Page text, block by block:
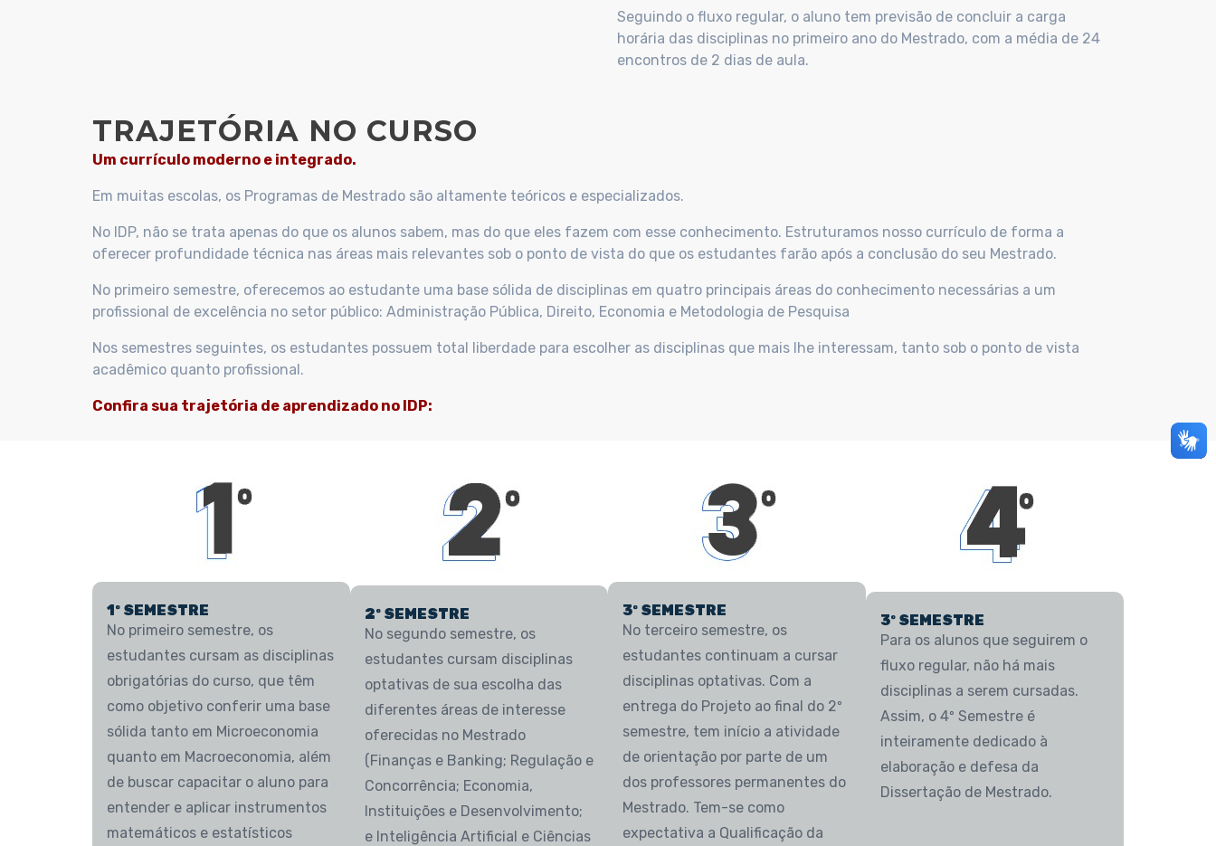
Seguindo o fluxo regular, o aluno tem previsão de concluir a carga
horária das disciplinas no primeiro ano do Mestrado, com a média de 24
encontros de 2 dias de aula.
TRAJETÓRIA NO CURSO
Um currículo moderno e integrado.
Em muitas escolas, os Programas de Mestrado são altamente teóricos e especializados.
No IDP, não se trata apenas do que os alunos sabem, mas do que eles fazem com esse conhecimento. Estruturamos nosso currículo de forma a
oferecer profundidade técnica nas áreas mais relevantes sob o ponto de vista do que os estudantes farão após a conclusão do seu Mestrado.
No primeiro semestre, oferecemos ao estudante uma base sólida de disciplinas em quatro principais áreas do conhecimento necessárias a um
profissional de excelência no setor público: Administração Pública, Direito, Economia e Metodologia de Pesquisa
Nos semestres seguintes, os estudantes possuem total liberdade para escolher as disciplinas que mais lhe interessam, tanto sob o ponto de vista
acadêmico quanto profissional.
Confira sua trajetória de aprendizado no IDP:
1º SEMESTRE
No primeiro semestre, os
estudantes cursam as disciplinas
obrigatórias do curso, que têm
como objetivo conferir uma base
sólida tanto em Microeconomia
quanto em Macroeconomia, além
de buscar capacitar o aluno para
entender e aplicar instrumentos
matemáticos e estatísticos
2º SEMESTRE
No segundo semestre, os
estudantes cursam disciplinas
optativas de sua escolha das
diferentes áreas de interesse
oferecidas no Mestrado
(Finanças e Banking; Regulação e
Concorrência; Economia,
Instituições e Desenvolvimento;
e Inteligência Artificial e Ciências
3º SEMESTRE
No terceiro semestre, os
estudantes continuam a cursar
disciplinas optativas. Com a
entrega do Projeto ao final do 2º
semestre, tem início a atividade
de orientação por parte de um
dos professores permanentes do
Mestrado. Tem-se como
expectativa a Qualificação da
3º SEMESTRE
Para os alunos que seguirem o
fluxo regular, não há mais
disciplinas a serem cursadas.
Assim, o 4º Semestre é
inteiramente dedicado à
elaboração e defesa da
Dissertação de Mestrado.